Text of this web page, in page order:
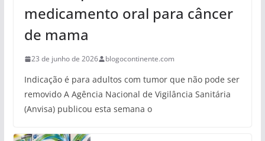
medicamento oral para câncer
de mama
23 de junho de 2026 blogocontinente.com
Indicação é para adultos com tumor que não pode ser
removido A Agência Nacional de Vigilância Sanitária
(Anvisa) publicou esta semana o